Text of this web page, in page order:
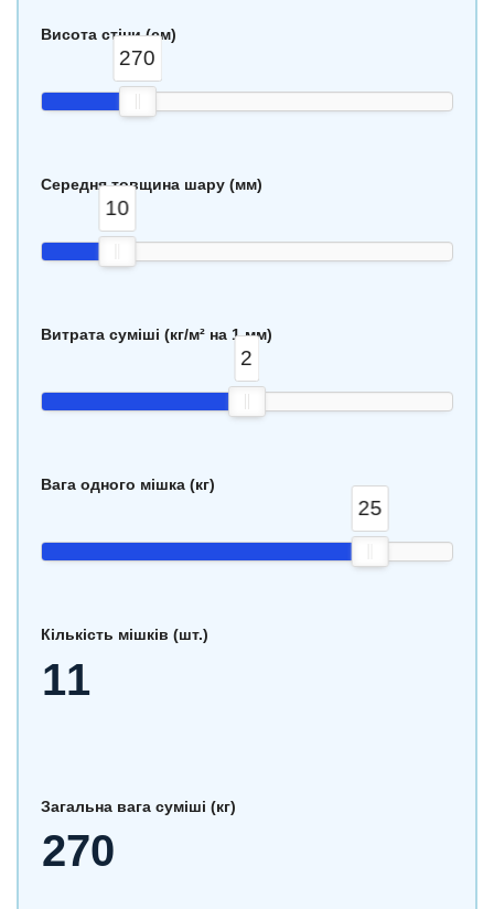
Висота стіни (см)
270
Середня товщина шару (мм)
10
Витрата суміші (кг/м² на 1 мм)
2
Вага одного мішка (кг)
25
Кількість мішків (шт.)
Загальна вага суміші (кг)